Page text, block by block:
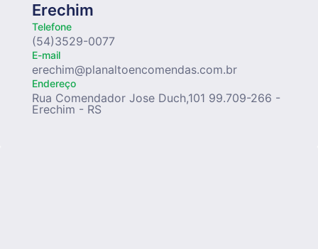
Erechim
Telefone
(54)3529-0077
E-mail
erechim@planaltoencomendas.com.br
Endereço
Rua Comendador Jose Duch,101 99.709-266 -
Erechim - RS